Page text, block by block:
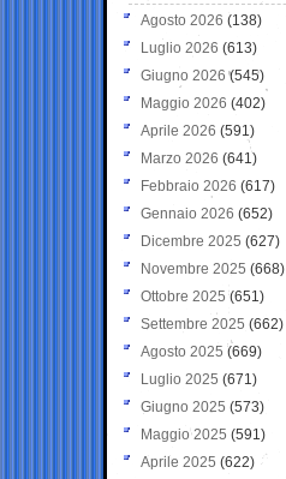
Agosto 2026 (138)
Luglio 2026 (613)
Giugno 2026 (545)
Maggio 2026 (402)
Aprile 2026 (591)
Marzo 2026 (641)
Febbraio 2026 (617)
Gennaio 2026 (652)
Dicembre 2025 (627)
Novembre 2025 (668)
Ottobre 2025 (651)
Settembre 2025 (662)
Agosto 2025 (669)
Luglio 2025 (671)
Giugno 2025 (573)
Maggio 2025 (591)
Aprile 2025 (622)